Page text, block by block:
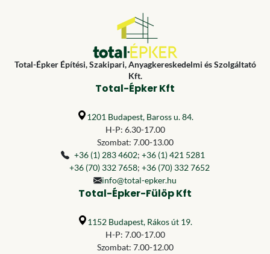
Total-Épker Építési, Szakipari, Anyagkereskedelmi és Szolgáltató
Kft.
Total-Épker Kft
1201 Budapest, Baross u. 84.
H-P: 6.30-17.00
Szombat: 7.00-13.00
+36 (1) 283 4602; +36 (1) 421 5281
+36 (70) 332 7658; +36 (70) 332 7652
info@total-epker.hu
Total-Épker-Fülöp Kft
1152 Budapest, Rákos út 19.
H-P: 7.00-17.00
Szombat: 7.00-12.00